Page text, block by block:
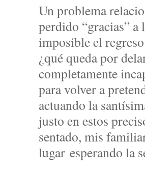
Un problema
perdido “gracias”
imposible el
¿qué queda por
completamente
para volver a
actuando la
justo en estos
sentado, mis
lugar esperando la